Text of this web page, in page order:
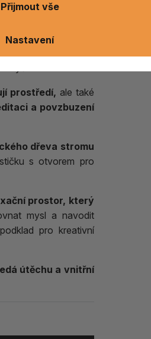
,což v japonštině
esencemi a
tyčinek.
prostředí, ale také
a povzbuzení
dřeva stromu
s otvorem pro
prostor, který
mysl a navodit
pro kreativní
útěchu a vnitřní
Nastavení
Přijmout vše